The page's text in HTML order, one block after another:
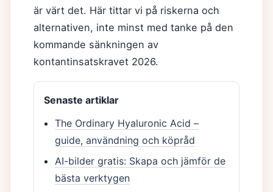
är värt det. Här tittar vi på riskerna och
alternativen, inte minst med tanke på den
kommande sänkningen av
kontantinsatskravet 2026.
Senaste artiklar
The Ordinary Hyaluronic Acid –
guide, användning och köpråd
AI-bilder gratis: Skapa och jämför de
bästa verktygen